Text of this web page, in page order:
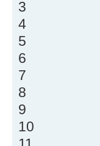
3
4
5
6
7
8
9
10